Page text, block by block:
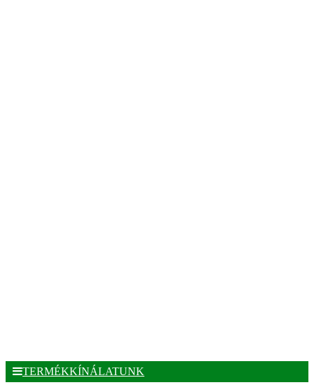
TERMÉKKÍNÁLATUNK